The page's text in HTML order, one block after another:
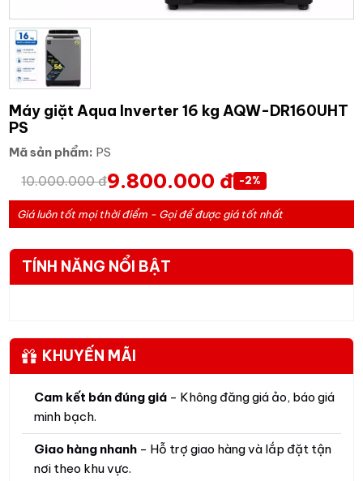
Máy giặt Aqua Inverter 16 kg AQW-DR160UHT
PS
Mã sản phẩm: PS
10.000.000 đ9.800.000 đ -2%
Giá luôn tốt mọi thời điểm - Gọi để được giá tốt nhất
TÍNH NĂNG NỔI BẬT
KHUYẾN MÃI
Cam kết bán đúng giá - Không đăng giá ảo, báo giá
minh bạch.
Giao hàng nhanh - Hỗ trợ giao hàng và lắp đặt tận
nơi theo khu vực.